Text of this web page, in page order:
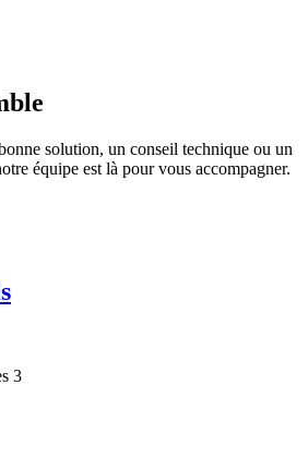
solution, un conseil technique ou un
équipe est là pour vous accompagner.
3